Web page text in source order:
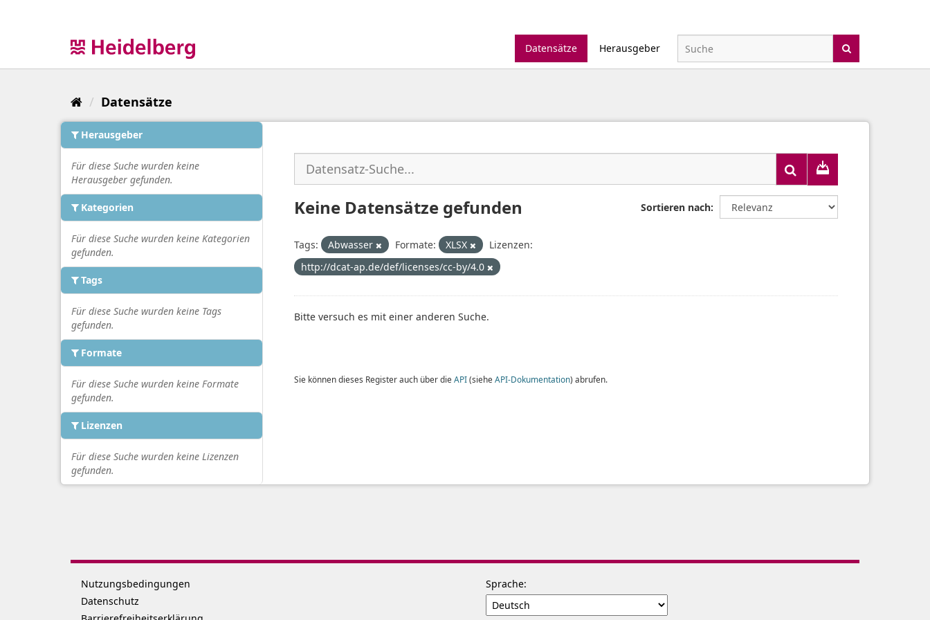
Datensätze
Herausgeber
Datensätze
Herausgeber
Für diese Suche wurden keine
Herausgeber gefunden.
Kategorien
Für diese Suche wurden keine Kategorien
gefunden.
Tags
Für diese Suche wurden keine Tags
gefunden.
Formate
Für diese Suche wurden keine Formate
gefunden.
Lizenzen
Für diese Suche wurden keine Lizenzen
gefunden.
Sortieren nach
Keine Datensätze gefunden
Tags: Abwasser Formate: XLSX
Lizenzen:
http://dcat-ap.de/def/licenses/cc-by/4.0
Bitte versuch es mit einer anderen Suche.
Sie können dieses Register auch über die API(siehe API-Dokumentation) abrufen.
Nutzungsbedingungen
Datenschutz
Sprache